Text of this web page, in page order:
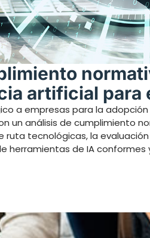
artificial para
a empresas para la
un análisis de cumplimiento
ruta tecnológicas, la
herramientas de IA